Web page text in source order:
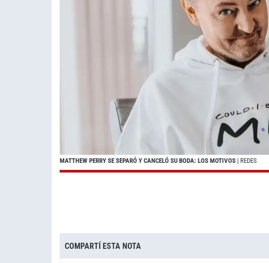
MATTHEW PERRY SE SEPARÓ Y CANCELÓ SU BODA: LOS MOTIVOS | REDES
COMPARTÍ ESTA NOTA